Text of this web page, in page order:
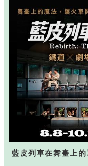
藍皮列車在舞臺上